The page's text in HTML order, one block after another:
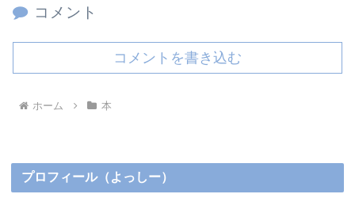
コメント
コメントを書き込む
ホーム 本
プロフィール（よっしー）